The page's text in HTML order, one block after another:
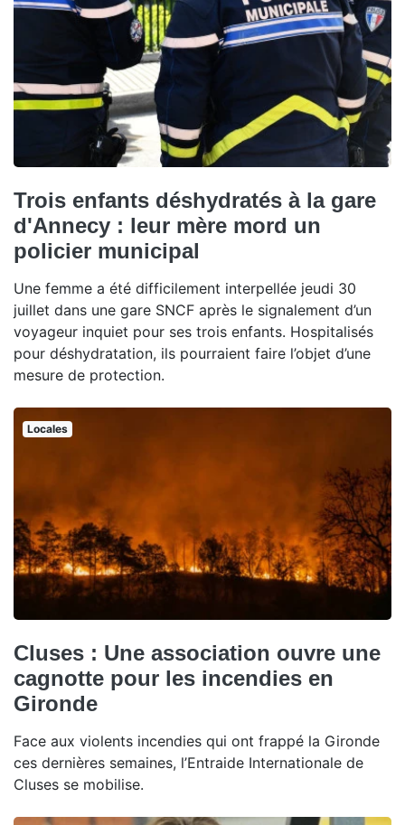
Trois enfants déshydratés à la gare
d'Annecy : leur mère mord un
policier municipal
Une femme a été difficilement interpellée jeudi 30
juillet dans une gare SNCF après le signalement d’un
voyageur inquiet pour ses trois enfants. Hospitalisés
pour déshydratation, ils pourraient faire l’objet d’une
mesure de protection.
Locales
Cluses : Une association ouvre une
cagnotte pour les incendies en
Gironde
Face aux violents incendies qui ont frappé la Gironde
ces dernières semaines, l’Entraide Internationale de
Cluses se mobilise.